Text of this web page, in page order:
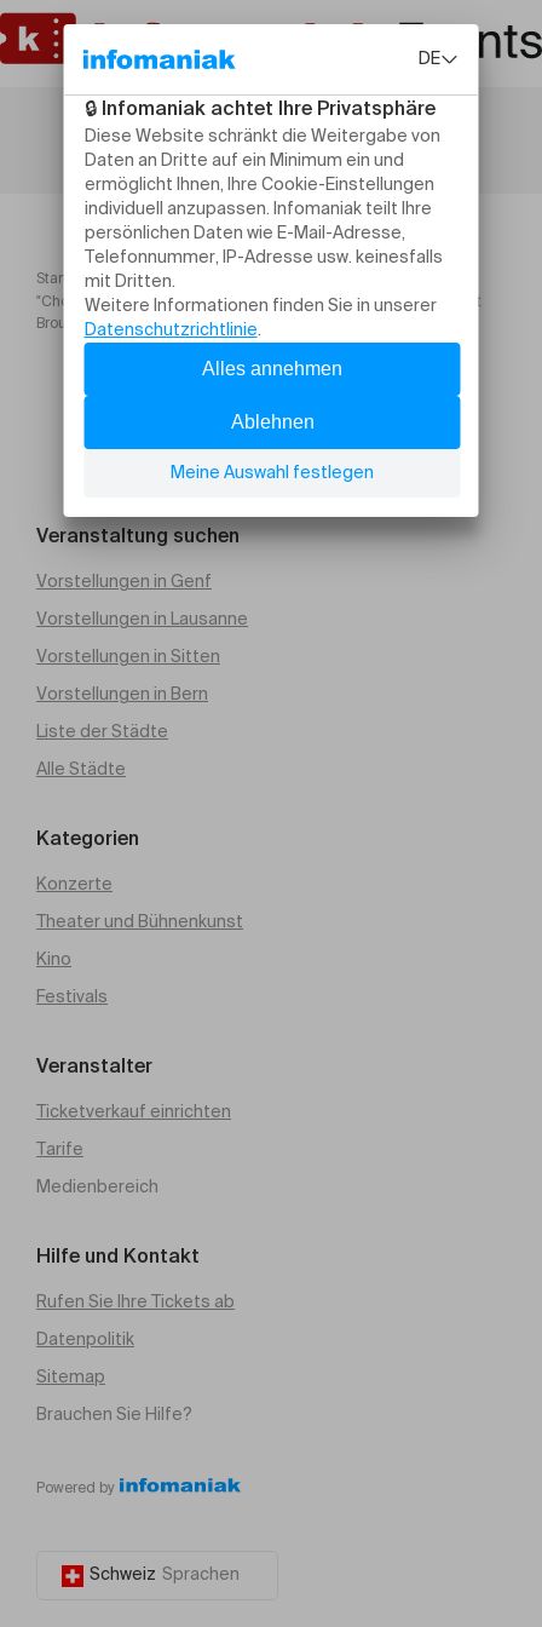
Startseite
Theater und Bühnenkunst
"Choisis la Vie et tu vivras", texte de Christiane Singer par Laurent
Brouazin
Veranstaltung suchen
Vorstellungen in Genf
Vorstellungen in Lausanne
Vorstellungen in Sitten
Vorstellungen in Bern
Liste der Städte
Alle Städte
Kategorien
Konzerte
Theater und Bühnenkunst
Kino
Festivals
Veranstalter
Ticketverkauf einrichten
Tarife
Medienbereich
Hilfe und Kontakt
Rufen Sie Ihre Tickets ab
Datenpolitik
Sitemap
Brauchen Sie Hilfe?
Powered by
Schweiz Sprachen